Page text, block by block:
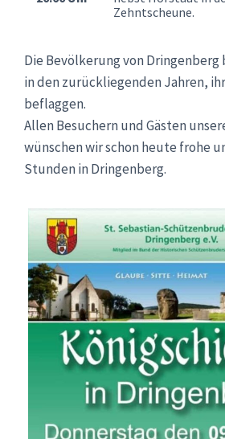
Zehntscheune.
Die Bevölkerung von
in den zurückliegenden Jahren,
beflaggen.
Allen Besuchern und Gästen
wünschen wir schon heute frohe
Stunden in Dringenberg.